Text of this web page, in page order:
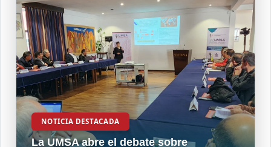
NOTICIA DESTACADA
La UMSA abre el debate sobre